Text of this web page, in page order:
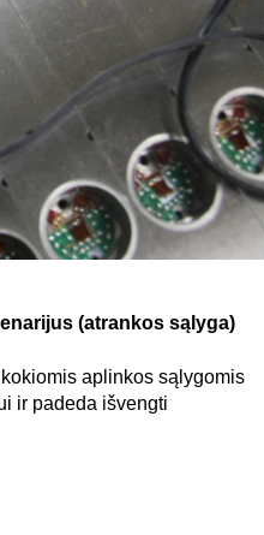
(atrankos sąlyga)
aplinkos sąlygomis
ir padeda išvengti